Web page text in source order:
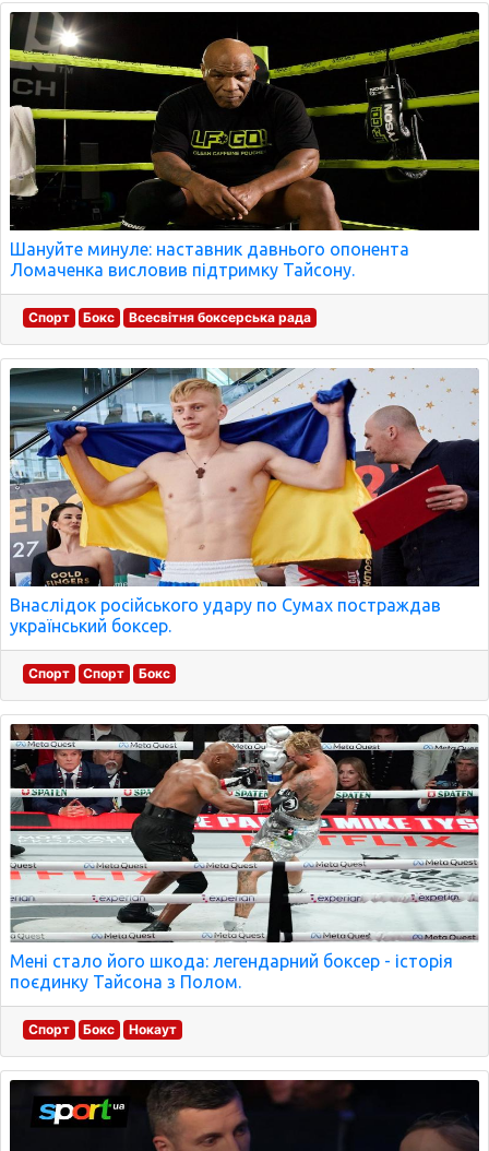
Шануйте минуле: наставник давнього опонента
Ломаченка висловив підтримку Тайсону.
Спорт Бокс Всесвітня боксерська рада
Внаслідок російського удару по Сумах постраждав
український боксер.
Спорт Спорт Бокс
Мені стало його шкода: легендарний боксер - історія
поєдинку Тайсона з Полом.
Спорт Бокс Нокаут